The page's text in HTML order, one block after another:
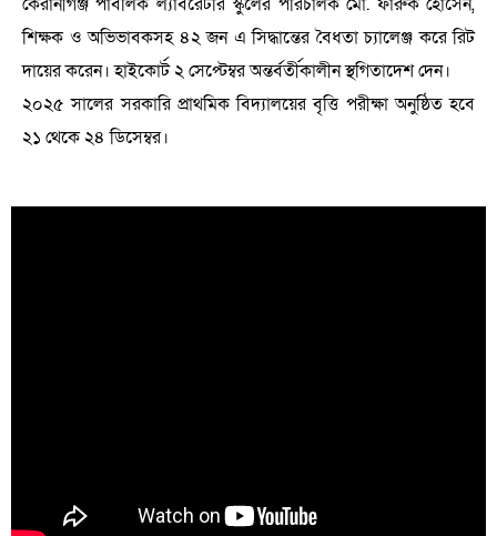
শিক্ষক ও অভিভাবকসহ ৪২ জন এ সিদ্ধান্তের বৈধতা চ্যালেঞ্জ করে রিট
দায়ের করেন। হাইকোর্ট ২ সেপ্টেম্বর অন্তর্বর্তীকালীন স্থগিতাদেশ দেন।
২০২৫ সালের সরকারি প্রাথমিক বিদ্যালয়ের বৃত্তি পরীক্ষা অনুষ্ঠিত হবে
২১ থেকে ২৪ ডিসেম্বর।